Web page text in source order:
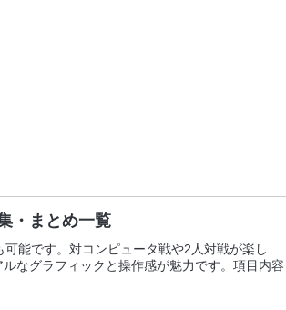
・まとめ一覧
能です。対コンピュータ戦や2人対戦が楽し
なグラフィックと操作感が魅力です。項目内容